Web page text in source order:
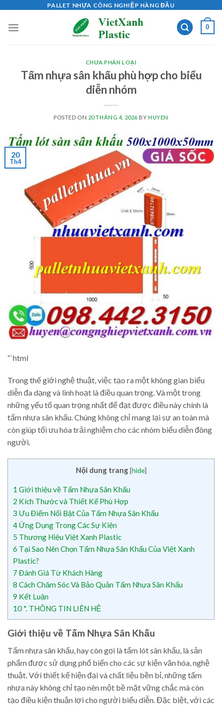
content
PALLET NHỰA CÔNG NGHIỆP HÀNG ĐẦU
0
CHƯA PHÂN LOẠI
Tấm nhựa sân khấu phù hợp cho biểu
diễn nhóm
POSTED ON 20 THÁNG 4, 2026 BY HUYEN
20
Th4
“`html
Trong thế giới nghệ thuật, việc tạo ra một không gian biểu
diễn đa dạng và linh hoạt là điều quan trọng. Và một trong
những yếu tố quan trọng nhất để đạt được điều này chính là
tấm nhựa sân khấu. Chúng không chỉ mang lại sự an toàn mà
còn giúp tối ưu hóa trải nghiệm cho các nhóm biểu diễn đông
người.
Nội dung trang [hide]
1 Giới thiệu về Tấm Nhựa Sân Khấu
2 Kích Thước và Thiết Kế Phù Hợp
3 Ưu Điểm Nổi Bật Của Tấm Nhựa Sân Khấu
4 Ứng Dụng Trong Các Sự Kiện
5 Thương Hiệu Việt Xanh Plastic
6 Tại Sao Nên Chọn Tấm Nhựa Sân Khấu Của Việt Xanh
Plastic?
7 Đánh Giá Từ Khách Hàng
8 Cách Chăm Sóc Và Bảo Quản Tấm Nhựa Sân Khấu
9 Kết Luận
10 *. THÔNG TIN LIÊN HỆ
Giới thiệu về Tấm Nhựa Sân Khấu
Tấm nhựa sân khấu, hay còn gọi là tấm lót sân khấu, là sản
phẩm được sử dụng phổ biến cho các sự kiện văn hóa, nghệ
thuật. Với thiết kế hiện đại và chất liệu bền bỉ, những tấm
nhựa này không chỉ tạo nên một bề mặt vững chắc mà còn
tạo điều kiện thuận lợi cho người biểu diễn. Đặc biệt, với các